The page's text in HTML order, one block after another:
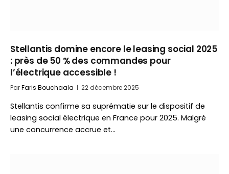
Stellantis domine encore le leasing social 2025
: près de 50 % des commandes pour
l’électrique accessible !
ParFaris Bouchaala 22 décembre 2025
Stellantis confirme sa suprématie sur le dispositif de
leasing social électrique en France pour 2025. Malgré
une concurrence accrue et…